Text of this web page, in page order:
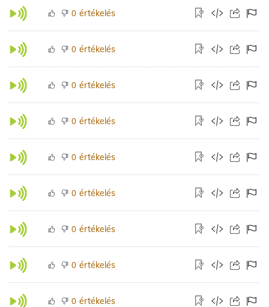
0 értékelés
0 értékelés
0 értékelés
0 értékelés
0 értékelés
0 értékelés
0 értékelés
0 értékelés
0 értékelés